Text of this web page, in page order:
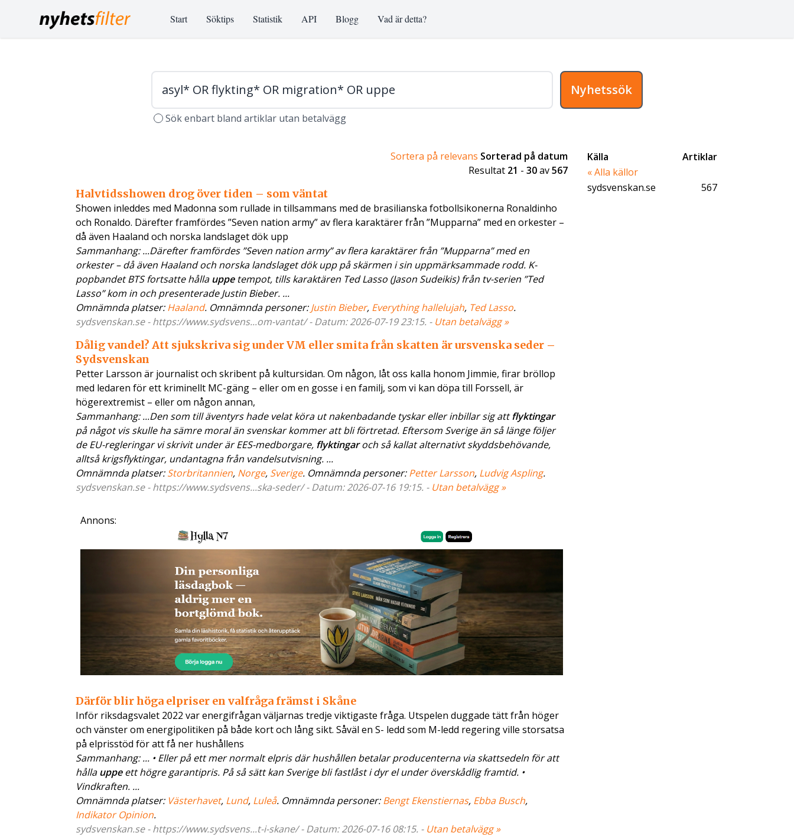
Start Söktips Statistik API Blogg Vad är detta?
Nyhetssök
Sök enbart bland artiklar utan betalvägg
Sortera på relevans Sorterad på datum
Resultat 21 -30av567
Halvtidsshowen drog över tiden – som väntat
Showen inleddes med Madonna som rullade in tillsammans med de brasilianska fotbollsikonerna Ronaldinho
och Ronaldo. Därefter framfördes ”Seven nation army” av flera karaktärer från ”Mupparna” med en orkester –
då även Haaland och norska landslaget dök upp
Sammanhang: ...Därefter framfördes ”Seven nation army” av flera karaktärer från ”Mupparna” med en
orkester – då även Haaland och norska landslaget dök upp på skärmen i sin uppmärksammade rodd. K-
popbandet BTS fortsatte hållauppetempot, tills karaktären Ted Lasso (Jason Sudeikis) från tv-serien ”Ted
Lasso” kom in och presenterade Justin Bieber. ...
Omnämnda platser:Haaland. Omnämnda personer:Justin Bieber, Everything hallelujah, Ted Lasso.
sydsvenskan.se - https://www.sydsvens...om-vantat/ - Datum: 2026-07-19 23:15. - Utan betalvägg »
Dålig vandel? Att sjukskriva sig under VM eller smita från skatten är ursvenska seder –
Sydsvenskan
Petter Larsson är journalist och skribent på kultursidan. Om någon, låt oss kalla honom Jimmie, firar bröllop
med ledaren för ett kriminellt MC-gäng – eller om en gosse i en familj, som vi kan döpa till Forssell, är
högerextremist – eller om någon annan,
Sammanhang: ...Den som till äventyrs hade velat köra ut nakenbadande tyskar eller inbillar sig attflyktingar
på något vis skulle ha sämre moral än svenskar kommer att bli förtretad. Eftersom Sverige än så länge följer
de EU-regleringar vi skrivit under är EES-medborgare, flyktingaroch så kallat alternativt skyddsbehövande,
alltså krigsflyktingar, undantagna från vandelsutvisning. ...
Omnämnda platser:Storbritannien, Norge, Sverige. Omnämnda personer:Petter Larsson, Ludvig Aspling.
sydsvenskan.se - https://www.sydsvens...ska-seder/ - Datum: 2026-07-16 19:15. - Utan betalvägg »
Annons:
Därför blir höga elpriser en valfråga främst i Skåne
Inför riksdagsvalet 2022 var energifrågan väljarnas tredje viktigaste fråga. Utspelen duggade tätt från höger
och vänster om energipolitiken på både kort och lång sikt. Såväl en S- ledd som M-ledd regering ville storsatsa
på elprisstöd för att få ner hushållens
Sammanhang: ... • Eller på ett mer normalt elpris där hushållen betalar producenterna via skattsedeln för att
hållauppeett högre garantipris. På så sätt kan Sverige bli fastlåst i dyr el under överskådlig framtid. •
Vindkraften. ...
Omnämnda platser: Västerhavet, Lund, Luleå. Omnämnda personer:Bengt Ekenstiernas, Ebba Busch,
Indikator Opinion.
sydsvenskan.se - https://www.sydsvens...t-i-skane/ - Datum: 2026-07-16 08:15. - Utan betalvägg »
Källa
Artiklar
« Alla källor
sydsvenskan.se
567